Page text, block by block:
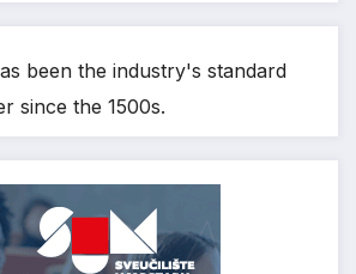
been the industry's standard
since the 1500s.